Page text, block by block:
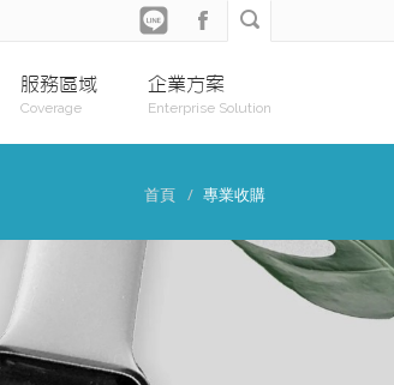
服務區域
Coverage
企業方案
Enterprise Solution
首頁 專業收購